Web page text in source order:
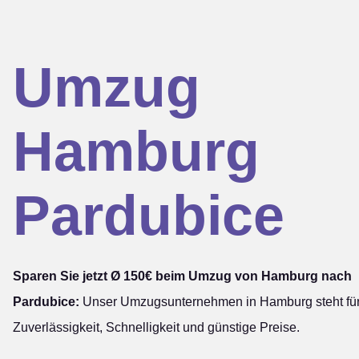
Umzug
Hamburg
Pardubice
Sparen Sie jetzt Ø 150€ beim Umzug von Hamburg nach
Pardubice: Unser Umzugsunternehmen in Hamburg steht
Zuverlässigkeit, Schnelligkeit und günstige Preise.